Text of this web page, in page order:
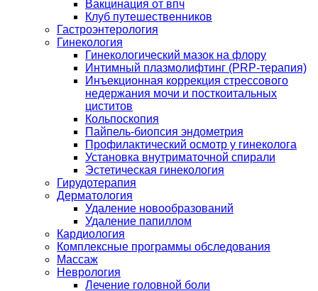
Вакцинация от впч
Клуб путешественников
Гастроэнтерология
Гинекология
Гинекологический мазок на флору
Интимный плазмолифтинг (PRP-терапия)
Инъекционная коррекция стрессового
недержания мочи и посткоитальных
циститов
Кольпоскопия
Пайпель-биопсия эндометрия
Профилактический осмотр у гинеколога
Установка внутриматочной спирали
Эстетическая гинекология
Гирудотерапия
Дерматология
Удаление новообразований
Удаление папиллом
Кардиология
Комплексные программы обследования
Массаж
Неврология
Лечение головной боли